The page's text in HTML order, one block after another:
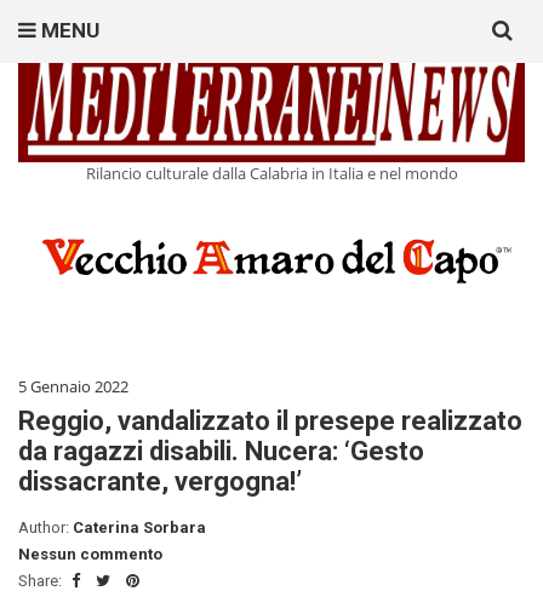
Rilancio culturale dalla Calabria in Italia e nel mondo
MENU
for:
5 Gennaio 2022
Reggio, vandalizzato il presepe realizzato
da ragazzi disabili. Nucera: ‘Gesto
dissacrante, vergogna!’
Author: Caterina Sorbara
Nessun commento
Share: